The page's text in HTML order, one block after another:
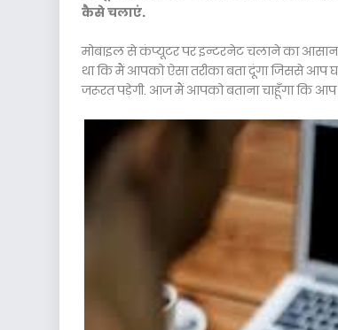
कैसे चलाएं.
मोबाइल से कंप्यूटर पर इन्टरनेट चलाने का आसान
था कि मैं आपको ऐसा तरीका बता दूंगा जिससे
जरूरत पड़ेगी. आज मैं आपको बताना चाहूँगा कि